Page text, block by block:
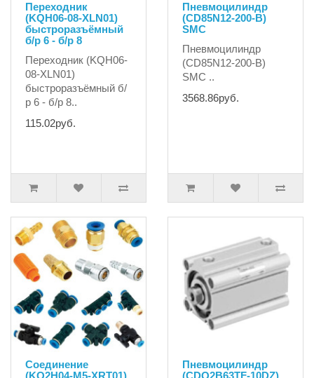
Переходник
(KQH06-08-XLN01)
быстроразъёмный
б/р 6 - б/р 8
Переходник (KQH06-
08-XLN01)
быстроразъёмный б/
р 6 - б/р 8..
115.02руб.
Пневмоцилиндр
(CD85N12-200-B)
SMC
Пневмоцилиндр
(CD85N12-200-B)
SMC ..
3568.86руб.
Соединение
(KQ2H04-M5-XRT01)
Пневмоцилиндр
(CDQ2B63TF-10DZ)